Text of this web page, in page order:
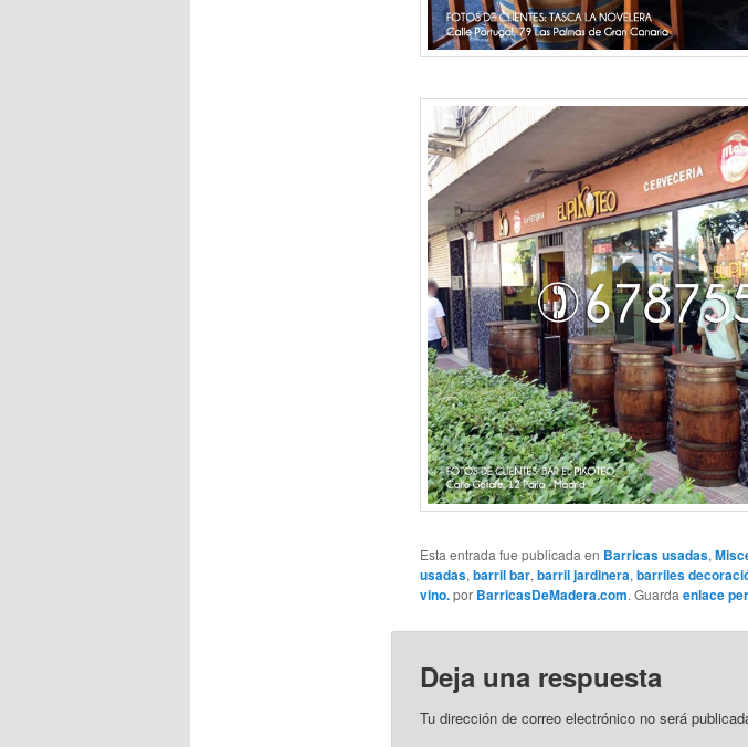
Esta entrada fue publicada en Barricas usadas,
usadas, barril bar, barril jardinera, barriles
vino.por BarricasDeMadera.com. Guarda enlace
Deja una respuesta
Tu dirección de correo electrónico no será